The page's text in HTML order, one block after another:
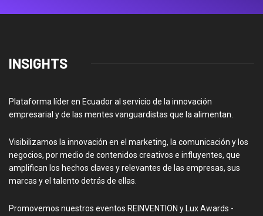
INSIGHTS
Plataforma líder en Ecuador al servicio de la innovación
empresarial y de las mentes vanguardistas que la alimentan.
Visibilizamos la innovación en el marketing, la comunicación y los
negocios, por medio de contenidos creativos e influyentes, que
amplifican los hechos claves y relevantes de las empresas, sus
marcas y el talento detrás de ellas.
Promovemos nuestros eventos REINVENTION y Lux Awards -